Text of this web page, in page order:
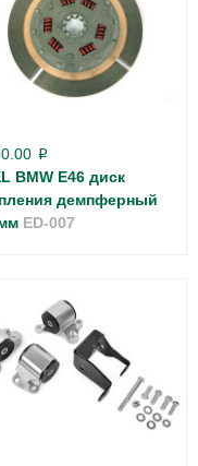
p
BMW E46 диск
демпферный
ED-007